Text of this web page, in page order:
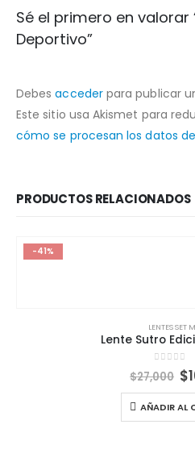
Sé el primero en valorar
Deportivo”
Debesaccederpara publicar
Este sitio usa Akismet para
cómo se procesan los datos
PRODUCTOS RELACIONADOS
-41%
LENTES SET
Lente Sutro
0 out of
$27,000 El
$
AÑADIR AL